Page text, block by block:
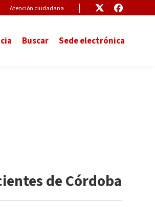
Header
Atención ciudadana EnlaceEnlace
Buscar Sede electrónica
de Córdoba